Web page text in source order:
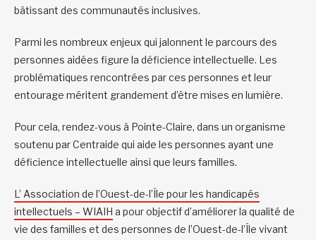
bâtissant des communautés inclusives.
Parmi les nombreux enjeux qui jalonnent le parcours des
personnes aidées figure la déficience intellectuelle. Les
problématiques rencontrées par ces personnes et leur
entourage méritent grandement d’être mises en lumière.
Pour cela, rendez-vous à Pointe-Claire, dans un organisme
soutenu par Centraide qui aide les personnes ayant une
déficience intellectuelle ainsi que leurs familles.
L’ Association de l’Ouest-de-l’Île pour les handicapés
intellectuels – WIAIH a pour objectif d’améliorer la qualité de
vie des familles et des personnes de l’Ouest-de-l’Île vivant